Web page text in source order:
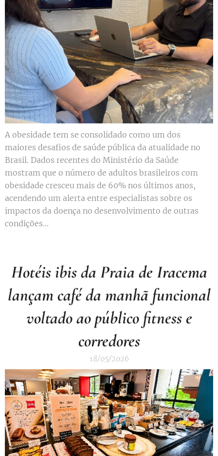
A obesidade tem se consolidado como um dos
maiores desafios de saúde pública da atualidade no
Brasil. Dados recentes do Ministério da Saúde
mostram que o número de adultos brasileiros com
obesidade cresceu mais de 60% nos últimos anos,
acendendo um alerta entre especialistas sobre os
impactos da doença no desenvolvimento de outras
condições...
Hotéis ibis da Praia de Iracema
lançam café da manhã funcional
voltado ao público fitness e
corredores
18/05/2026